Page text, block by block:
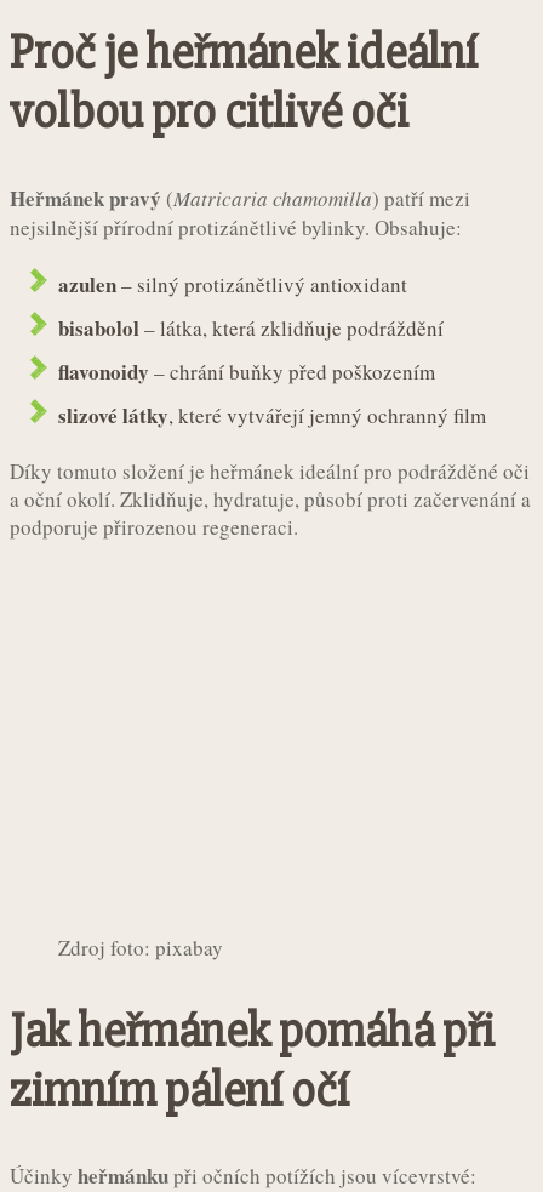
Proč je heřmánek ideální
volbou pro citlivé oči
Heřmánek pravý (Matricaria chamomilla) patří mezi
nejsilnější přírodní protizánětlivé bylinky. Obsahuje:
azulen– silný protizánětlivý antioxidant
bisabolol– látka, která zklidňuje podráždění
flavonoidy – chrání buňky před poškozením
slizové látky, které vytvářejí jemný ochranný film
Díky tomuto složení je heřmánek ideální pro podrážděné oči
a oční okolí. Zklidňuje, hydratuje, působí proti začervenání a
podporuje přirozenou regeneraci.
Zdroj foto: pixabay
Jak heřmánek pomáhá při
zimním pálení očí
Účinky heřmánkupři očních potížích jsou vícevrstvé: